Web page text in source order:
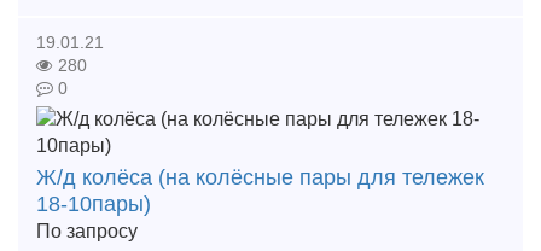
19.01.21
280
0
Ж/д колёса (на колёсные пары для тележек
18-10пары)
По запросу